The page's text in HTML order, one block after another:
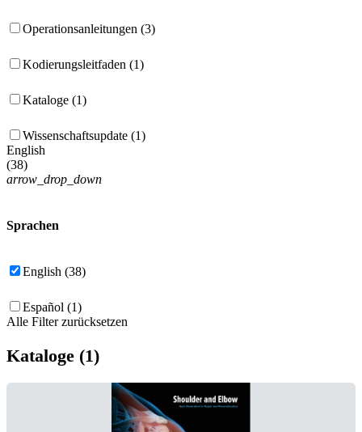
Operationsanleitungen (3)
Kodierungsleitfaden (1)
Kataloge (1)
Wissenschaftsupdate (1)
English
(38)
arrow_drop_down
Sprachen
English (38)
Español (1)
Alle Filter zurücksetzen
Kataloge (1)